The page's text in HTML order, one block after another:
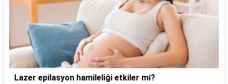
Lazer epilasyon hamileliği etkiler mi?